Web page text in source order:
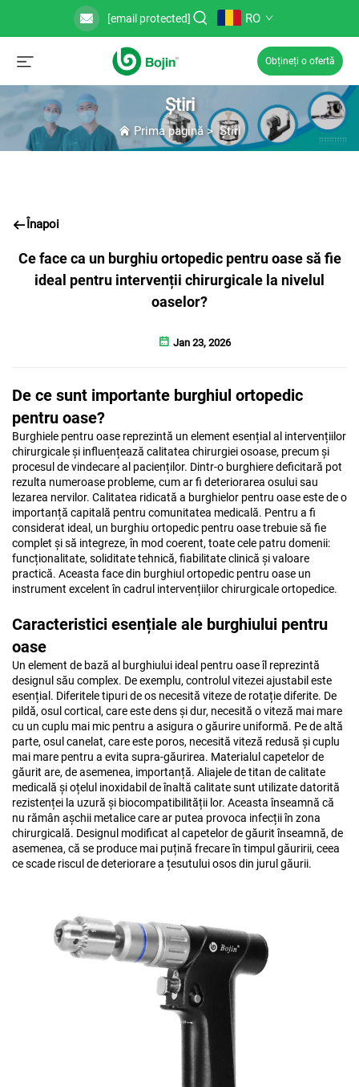
[email protected] RO
Obțineți o ofertă
Știri
Prima pagină>Știri
Înapoi
Ce face ca un burghiu ortopedic pentru oase să fie
ideal pentru intervenții chirurgicale la nivelul
oaselor?
Jan 23, 2026
De ce sunt importante burghiul ortopedic
pentru oase?
Burghiele pentru oase reprezintă un element esențial al intervențiilor
chirurgicale și influențează calitatea chirurgiei osoase, precum și
procesul de vindecare al pacienților. Dintr-o burghiere deficitară pot
rezulta numeroase probleme, cum ar fi deteriorarea osului sau
lezarea nervilor. Calitatea ridicată a burghielor pentru oase este de o
importanță capitală pentru comunitatea medicală. Pentru a fi
considerat ideal, un burghiu ortopedic pentru oase trebuie să fie
complet și să integreze, în mod coerent, toate cele patru domenii:
funcționalitate, soliditate tehnică, fiabilitate clinică și valoare
practică. Aceasta face din burghiul ortopedic pentru oase un
instrument excelent în cadrul intervențiilor chirurgicale ortopedice.
Caracteristici esențiale ale burghiului pentru
oase
Un element de bază al burghiului ideal pentru oase îl reprezintă
designul său complex. De exemplu, controlul vitezei ajustabil este
esențial. Diferitele tipuri de os necesită viteze de rotație diferite. De
pildă, osul cortical, care este dens și dur, necesită o viteză mai mare
cu un cuplu mai mic pentru a asigura o găurire uniformă. Pe de altă
parte, osul canelat, care este poros, necesită viteză redusă și cuplu
mai mare pentru a evita supra-găurirea. Materialul capetelor de
găurit are, de asemenea, importanță. Aliajele de titan de calitate
medicală și oțelul inoxidabil de înaltă calitate sunt utilizate datorită
rezistenței la uzură și biocompatibilității lor. Aceasta înseamnă că
nu rămân așchii metalice care ar putea provoca infecții în zona
chirurgicală. Designul modificat al capetelor de găurit înseamnă, de
asemenea, că se produce mai puțină frecare în timpul găuririi, ceea
ce scade riscul de deteriorare a țesutului osos din jurul găurii.